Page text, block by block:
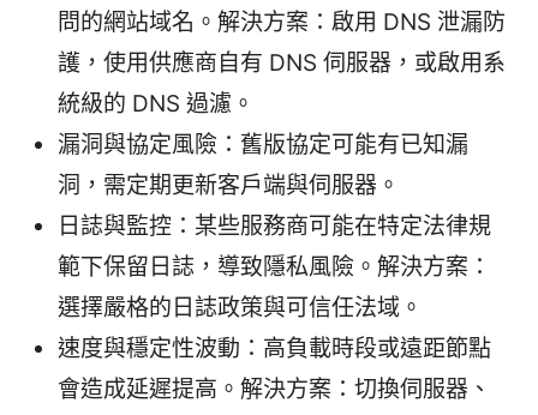
問的網站域名。解決方案：啟用 DNS 泄漏防
護，使用供應商自有 DNS 伺服器，或啟用系
統級的 DNS 過濾。
漏洞與協定風險：舊版協定可能有已知漏
洞，需定期更新客戶端與伺服器。
日誌與監控：某些服務商可能在特定法律規
範下保留日誌，導致隱私風險。解決方案：
選擇嚴格的日誌政策與可信任法域。
速度與穩定性波動：高負載時段或遠距節點
會造成延遲提高。解決方案：切換伺服器、